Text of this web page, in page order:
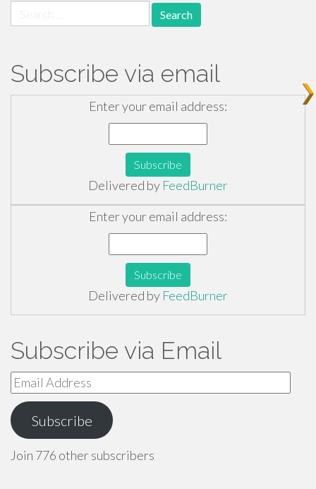
for:
Subscribe via email
Enter your email address:
Delivered by FeedBurner
Enter your email address:
Delivered by FeedBurner
Subscribe via Email
Email
Address
Subscribe
Join 776 other subscribers